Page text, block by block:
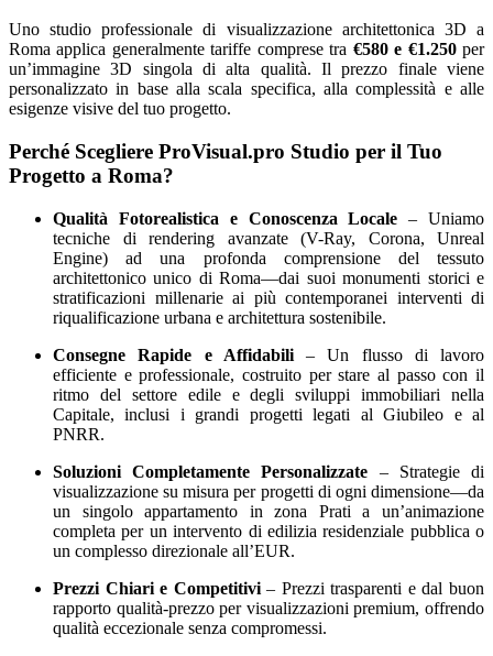
Uno studio professionale di visualizzazione architettonica 3D a
Roma applica generalmente tariffe comprese tra €580 e €1.250per
un’immagine 3D singola di alta qualità. Il prezzo finale viene
personalizzato in base alla scala specifica, alla complessità e alle
esigenze visive del tuo progetto.
Perché Scegliere ProVisual.pro Studio per il Tuo
Progetto a Roma?
Qualità Fotorealistica e Conoscenza Locale – Uniamo
tecniche di rendering avanzate (V-Ray, Corona, Unreal
Engine) ad una profonda comprensione del tessuto
architettonico unico di Roma—dai suoi monumenti storici e
stratificazioni millenarie ai più contemporanei interventi di
riqualificazione urbana e architettura sostenibile.
Consegne Rapide e Affidabili– Un flusso di lavoro
efficiente e professionale, costruito per stare al passo con il
ritmo del settore edile e degli sviluppi immobiliari nella
Capitale, inclusi i grandi progetti legati al Giubileo e al
PNRR.
Soluzioni Completamente Personalizzate – Strategie di
visualizzazione su misura per progetti di ogni dimensione—da
un singolo appartamento in zona Prati a un’animazione
completa per un intervento di edilizia residenziale pubblica o
un complesso direzionale all’EUR.
Prezzi Chiari e Competitivi– Prezzi trasparenti e dal buon
rapporto qualità-prezzo per visualizzazioni premium, offrendo
qualità eccezionale senza compromessi.